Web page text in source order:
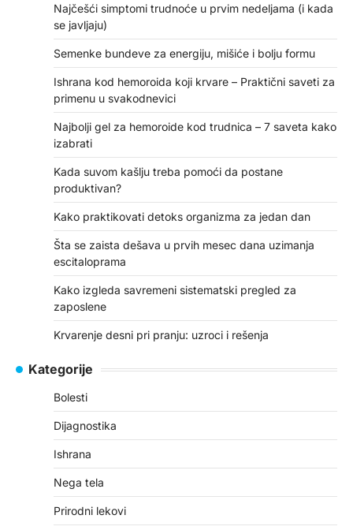
Najčešći simptomi trudnoće u prvim nedeljama (i kada
se javljaju)
Semenke bundeve za energiju, mišiće i bolju formu
Ishrana kod hemoroida koji krvare – Praktični saveti za
primenu u svakodnevici
Najbolji gel za hemoroide kod trudnica – 7 saveta kako
izabrati
Kada suvom kašlju treba pomoći da postane
produktivan?
Kako praktikovati detoks organizma za jedan dan
Šta se zaista dešava u prvih mesec dana uzimanja
escitaloprama
Kako izgleda savremeni sistematski pregled za
zaposlene
Krvarenje desni pri pranju: uzroci i rešenja
Kategorije
Bolesti
Dijagnostika
Ishrana
Nega tela
Prirodni lekovi